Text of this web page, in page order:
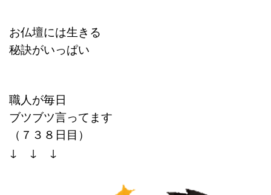
お仏壇には生きる
秘訣がいっぱい
職人が毎日
ブツブツ言ってます
（７３８ 日目）
↓ ↓ ↓